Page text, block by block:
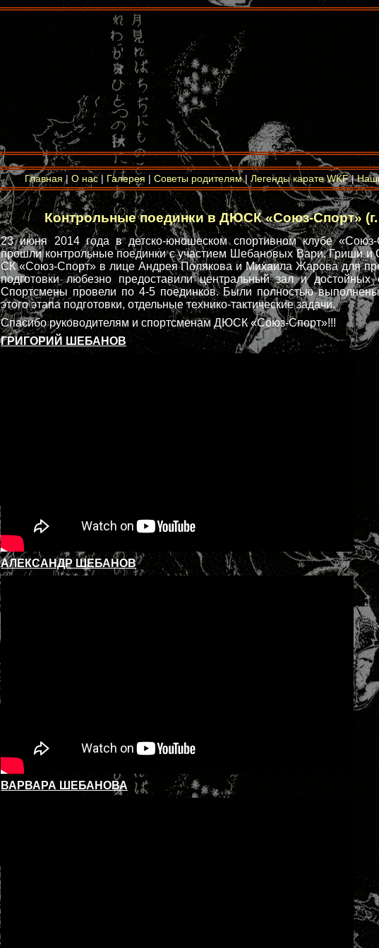
Главная | О нас| Галерея |Советы родителям|Легенды карате WKF|
Контрольные поединки в ДЮСК «Союз-Спорт»
23 июня 2014 года в детско-юношеском спортивном клубе
прошли контрольные поединки с участием Шебановых Вари, Гриши
СК «Союз-Спорт» в лице Андрея Полякова и Михаила Жарова для
подготовки любезно предоставили центральный зал и достойных
Спортсмены провели по 4-5 поединков. Были полностью
этого этапа подготовки, отдельные технико-тактические задачи.
Спасибо руководителям и спортсменам ДЮСК «Союз-Спорт»!!!
ГРИГОРИЙ ШЕБАНОВ
АЛЕКСАНДР ШЕБАНОВ
ВАРВАРА ШЕБАНОВА